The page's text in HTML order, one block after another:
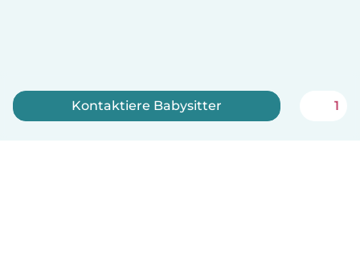
Kontaktiere Babysitter 1